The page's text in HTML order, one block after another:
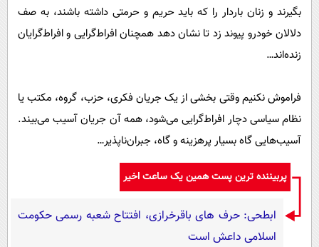
بگیرند و زنان باردار را که باید حریم و حرمتی داشته باشند، به صف
دلالان خودرو پیوند زد تا نشان دهد همچنان افراط‌گرایی و افراط‌گرایان
زنده‌اند…
فراموش نکنیم وقتی بخشی از یک جریان فکری، حزب، گروه، مکتب یا
نظام سیاسی دچار افراط‌گرایی می‌شود، همه آن جریان آسیب می‌بیند.
آسیب‌هایی گاه بسیار پرهزینه و گاه، جبران‌ناپذیر…
پربیننده ترین پست همین یک ساعت اخیر
ابطحی: حرف های باقرخرازی، افتتاح شعبه رسمی حکومت
اسلامی داعش است